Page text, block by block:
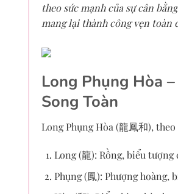
theo sức mạnh của sự cân
mang lại thành công vẹn toàn
Long Phụng Hòa
Song Toàn
Long Phụng Hòa (龍鳳和),
Long (龍): Rồng, biểu
Phụng (鳳): Phượng hoàng,